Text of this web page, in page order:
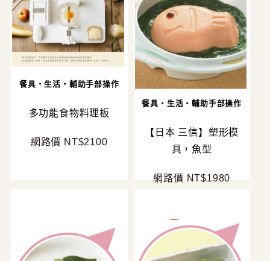
餐具・生活・輔助手部操作
多功能食物料理板
網路價 NT$2100
餐具・生活・輔助手部操作
【日本 三信】塑形模
具，魚型
網路價 NT$1980